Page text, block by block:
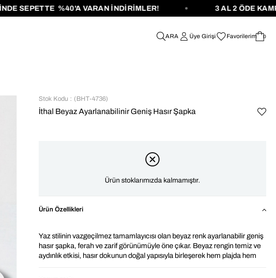
SEPETTE %40'A VARAN İNDİRİMLER! 3 AL 2 ÖDE
Üye Girişi Favorilerim 0
Stok Kodu (BHT-4736)
İthal Beyaz Ayarlanabilinir Geniş Hasır Şapka
Ürün stoklarımızda kalmamıştır.
Ürün Özellikleri
Yaz stilinin vazgeçilmez tamamlayıcısı olan beyaz renk ayarlanabilir geniş
hasır şapka, ferah ve zarif görünümüyle öne çıkar. Beyaz rengin temiz ve
aydınlık etkisi, hasır dokunun doğal yapısıyla birleşerek hem plajda hem